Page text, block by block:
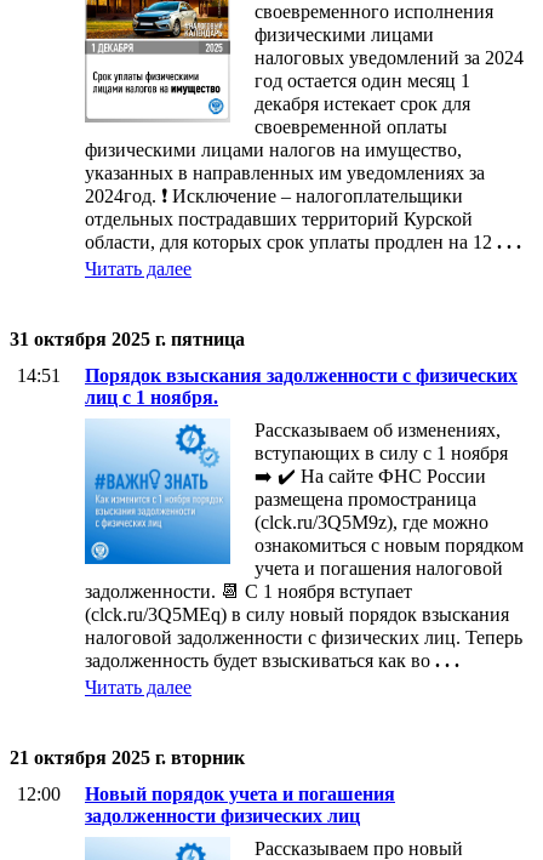
своевременного исполнения
физическими лицами
налоговых уведомлений за 2024
год остается один месяц 1
декабря истекает срок для
своевременной оплаты
физическими лицами налогов на имущество,
указанных в направленных им уведомлениях за
2024год. ❗️ Исключение – налогоплательщики
отдельных пострадавших территорий Курской
области, для которых срок уплаты продлен на 12 . . .
Читать далее
31 октября 2025 г. пятница
14:51
Порядок взыскания задолженности с физических
лиц с 1 ноября.
Рассказываем об изменениях,
вступающих в силу с 1 ноября
➡️ ✔️ На сайте ФНС России
размещена промостраница
(clck.ru/3Q5M9z), где можно
ознакомиться с новым порядком
учета и погашения налоговой
задолженности. 📆 С 1 ноября вступает
(clck.ru/3Q5MEq) в силу новый порядок взыскания
налоговой задолженности с физических лиц. Теперь
задолженность будет взыскиваться как во . . .
Читать далее
21 октября 2025 г. вторник
12:00
Новый порядок учета и погашения
задолженности физических лиц
Рассказываем про новый